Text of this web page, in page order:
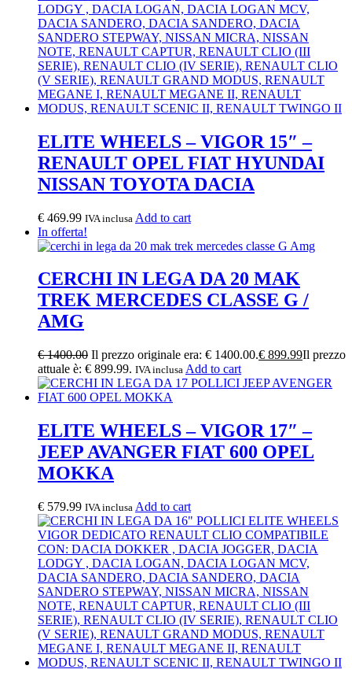
ELITE WHEELS – VIGOR 15″ –
RENAULT OPEL FIAT HYUNDAI
NISSAN TOYOTA DACIA
€ 469.99 IVA inclusa Add to cart
In offerta!
CERCHI IN LEGA DA 20 MAK
TREK MERCEDES CLASSE G /
AMG
€1400.00 Il prezzo originale era: € 1400.00.€ 899.99Il prezzo
attuale è: € 899.99. IVA inclusa Add to cart
ELITE WHEELS – VIGOR 17″ –
JEEP AVANGER FIAT 600 OPEL
MOKKA
€ 579.99 IVA inclusa Add to cart